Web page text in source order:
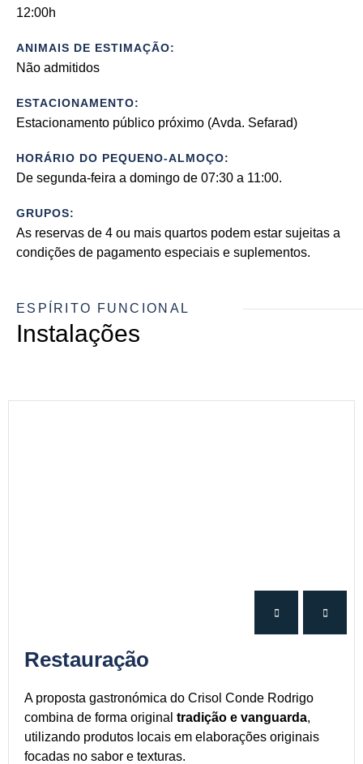
12:00h
ANIMAIS DE ESTIMAÇÃO:
Não admitidos
ESTACIONAMENTO:
Estacionamento público próximo (Avda. Sefarad)
HORÁRIO DO PEQUENO-ALMOÇO:
De segunda-feira a domingo de 07:30 a 11:00.
GRUPOS:
As reservas de 4 ou mais quartos podem estar sujeitas a
condições de pagamento especiais e suplementos.
ESPÍRITO FUNCIONAL
Instalações
Restauração
A proposta gastronómica do Crisol Conde Rodrigo
combina de forma original tradição e vanguarda,
utilizando produtos locais em elaborações originais
focadas no sabor e texturas.